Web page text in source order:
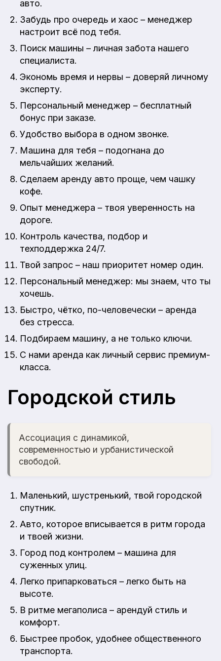
авто.
Забудь про очередь и хаос – менеджер
настроит всё под тебя.
Поиск машины – личная забота нашего
специалиста.
Экономь время и нервы – доверяй личному
эксперту.
Персональный менеджер – бесплатный
бонус при заказе.
Удобство выбора в одном звонке.
Машина для тебя – подогнана до
мельчайших желаний.
Сделаем аренду авто проще, чем чашку
кофе.
Опыт менеджера – твоя уверенность на
дороге.
Контроль качества, подбор и
техподдержка 24/7.
Твой запрос – наш приоритет номер один.
Персональный менеджер: мы знаем, что ты
хочешь.
Быстро, чётко, по-человечески – аренда
без стресса.
Подбираем машину, а не только ключи.
С нами аренда как личный сервис премиум-
класса.
Городской стиль
Ассоциация с динамикой,
современностью и урбанистической
свободой.
Маленький, шустренький, твой городской
спутник.
Авто, которое вписывается в ритм города
и твоей жизни.
Город под контролем – машина для
суженных улиц.
Легко припарковаться – легко быть на
высоте.
В ритме мегаполиса – арендуй стиль и
комфорт.
Быстрее пробок, удобнее общественного
транспорта.